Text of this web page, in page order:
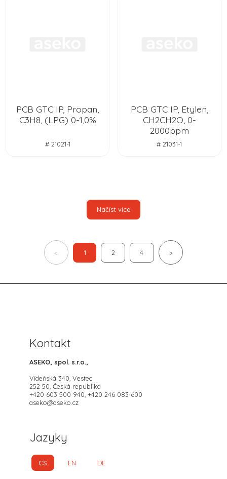
PCB GTC IP, Propan,
C3H8, (LPG) 0-1,0%
# 21021-1
PCB GTC IP, Etylen,
CH2CH2O, 0-
2000ppm
# 21031-1
Načíst více
< 1 2 4 >
Kontakt
ASEKO, spol. s.r.o.,
Vídeňská 340, Vestec
252 50, Česká republika
+420 603 500 940, +420 246 083 600
aseko@aseko.cz
Jazyky
CS EN DE